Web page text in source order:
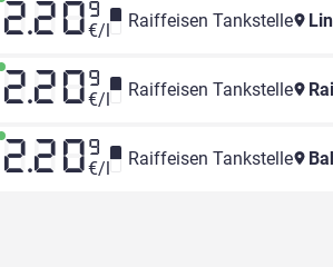
2.20 9
€/l Raiffeisen Tankstelle
2.20 9
€/l Raiffeisen Tankstelle
2.20 9
€/l Raiffeisen Tankstelle